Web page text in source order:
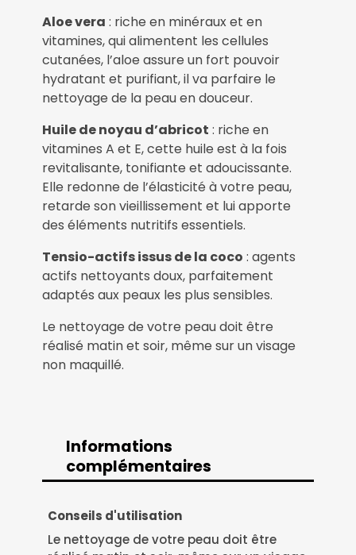
Aloe vera : riche en minéraux et en
vitamines, qui alimentent les cellules
cutanées, l’aloe assure un fort pouvoir
hydratant et purifiant, il va parfaire le
nettoyage de la peau en douceur.
Huile de noyau d’abricot : riche en
vitamines A et E, cette huile est à la fois
revitalisante, tonifiante et adoucissante.
Elle redonne de l’élasticité à votre peau,
retarde son vieillissement et lui apporte
des éléments nutritifs essentiels.
Tensio-actifs issus de la coco : agents
actifs nettoyants doux, parfaitement
adaptés aux peaux les plus sensibles.
Le nettoyage de votre peau doit être
réalisé matin et soir, même sur un visage
non maquillé.
Informations
complémentaires
Informations
complémentaires
Conseils d'utilisation
Le nettoyage de votre peau doit être